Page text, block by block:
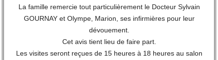
La famille remercie tout particulièrement le Docteur Sylvain
GOURNAY et Olympe, Marion, ses infirmières pour leur
dévouement.
Cet avis tient lieu de faire part.
Les visites seront reçues de 15 heures à 18 heures au salon